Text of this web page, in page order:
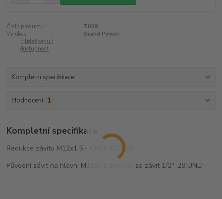
Číslo produktu:
T009
Výrobce:
Grand Power
Hlídat cenu /
dostupnost
Kompletní specifikace
Hodnocení 1
Kompletní specifikace
Redukce závitu M12x1,5 - UNEF 1/2"-28
Původní závit na hlavni M12x1,5 změníte za závit 1/2"-28 UNEF